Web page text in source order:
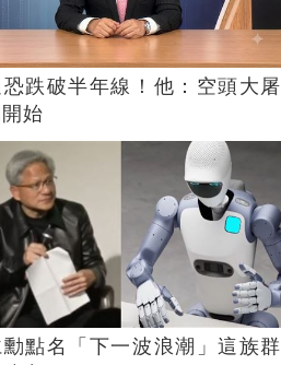
跌破半年線！他：空頭大屠
始
點名「下一波浪潮」這族群